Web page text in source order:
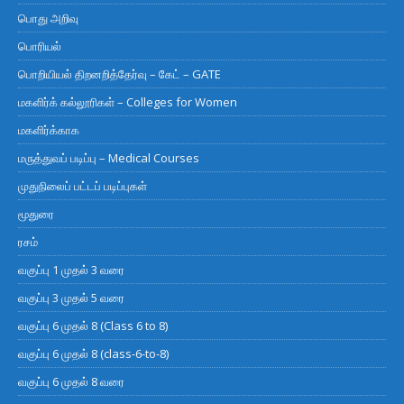
பொது அறிவு
பொரியல்
பொறியியல் திறனறித்தேர்வு – கேட் – GATE
மகளிர்க் கல்லூரிகள் – Colleges for Women
மகளிர்க்காக
மருத்துவப் படிப்பு – Medical Courses
முதுநிலைப் பட்டப் படிப்புகள்
மூதுரை
ரசம்
வகுப்பு 1 முதல் 3 வரை
வகுப்பு 3 முதல் 5 வரை
வகுப்பு 6 முதல் 8 (Class 6 to 8)
வகுப்பு 6 முதல் 8 (class-6-to-8)
வகுப்பு 6 முதல் 8 வரை